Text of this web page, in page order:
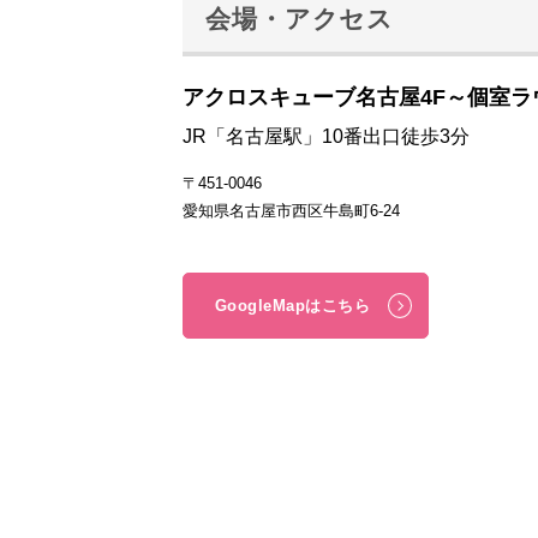
会場・アクセス
アクロスキューブ名古屋4F～個室ラ
JR「名古屋駅」10番出口徒歩3分
〒451-0046
愛知県名古屋市西区牛島町6-24
GoogleMapはこちら